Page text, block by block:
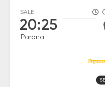
SALE
20:25
Parana